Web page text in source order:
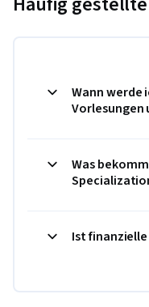
Wann werde
Vorlesungen
Was
Ist